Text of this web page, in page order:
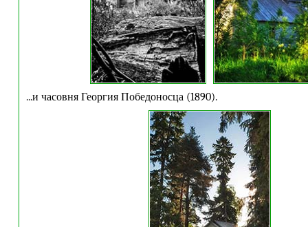
...и часовня Георгия Победоносца (1890).